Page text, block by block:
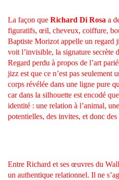
La façon que Richard Di Rosa a
figuratifs, œil, cheveux, coiffure,
Baptiste Morizot appelle un regard
voit l’invisible, la signature secrète
Regard perdu à propos de l’art
jizz est que ce n’est pas seulement
corps révélée dans une ligne pure
car dans la silhouette est encodé
identité : une relation à l’animal,
potentielles, des invites, et donc des
Entre Richard et ses œuvres du
un authentique relationnel. Il ne